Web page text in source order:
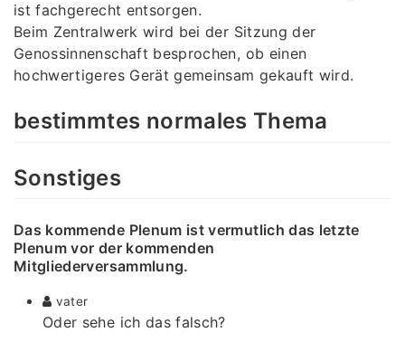
ist fachgerecht entsorgen.
Beim Zentralwerk wird bei der Sitzung der
Genossinnenschaft besprochen, ob einen
hochwertigeres Gerät gemeinsam gekauft wird.
bestimmtes normales Thema
Sonstiges
Das kommende Plenum ist vermutlich das letzte
Plenum vor der kommenden
Mitgliederversammlung.
vater
Oder sehe ich das falsch?